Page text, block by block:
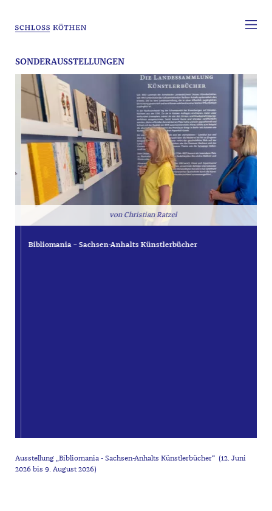
SONDERAUSSTELLUNGEN
Christian Ratzel
Bibliomania – Sachsen-Anhalts Künstlerbücher
Ausstellung „Bibliomania - Sachsen-Anhalts Künstlerbücher“ (12. Juni
2026 bis 9. August 2026)